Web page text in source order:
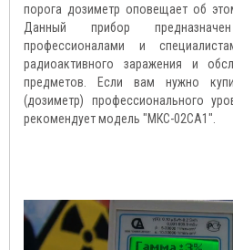
порога дозиметр оповещает об
Данный прибор
профессионалами и
радиоактивного заражения и
предметов. Если вам нужно
(дозиметр) профессионального
рекомендует модель "МКС-02СА1".